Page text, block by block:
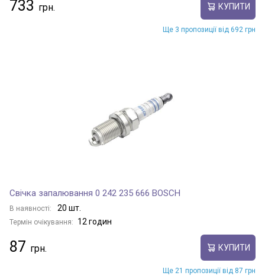
733 КУПИТИ
Ще 3 пропозиції від 692 грн
Свічка запалювання 0 242 235 666 BOSCH
В наявності: 20 шт.
Термін очікування: 12 годин
87 КУПИТИ
Ще 21 пропозиції від 87 грн